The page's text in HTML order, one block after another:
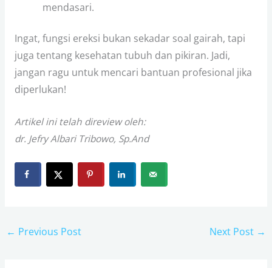
mendasari.
Ingat, fungsi ereksi bukan sekadar soal gairah, tapi
juga tentang kesehatan tubuh dan pikiran. Jadi,
jangan ragu untuk mencari bantuan profesional jika
diperlukan!
Artikel ini telah direview oleh:
dr. Jefry Albari Tribowo, Sp.And
← Previous Post Next Post →